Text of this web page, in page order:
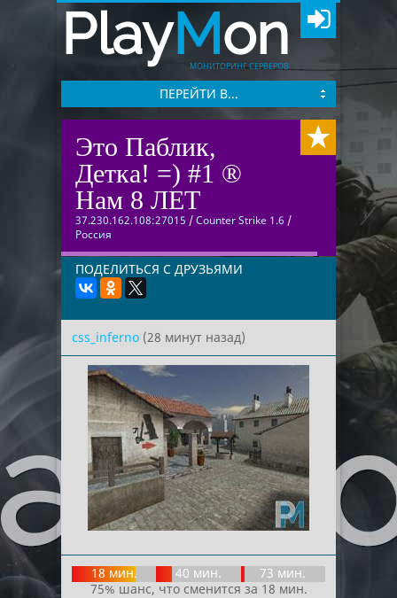
PlayMon
МОНИТОРИНГ СЕРВЕРОВ
ПЕРЕЙТИ В...
Это Паблик,
Детка! =) #1 ®
Нам 8 ЛЕТ
37.230.162.108:27015 /Counter Strike 1.6 /
Россия
ПОДЕЛИТЬСЯ С ДРУЗЬЯМИ
css_inferno (28 минут назад)
18 мин. 40 мин.
73 мин.
75% шанс, что сменится за 18 мин.